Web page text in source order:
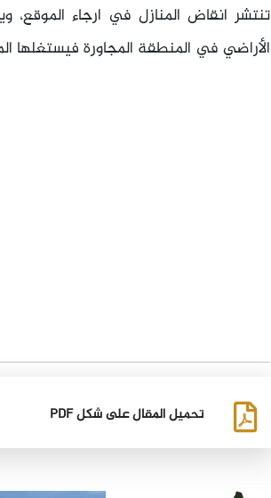
تنتشر انقاض المنازل في ارجاء الموقع،
الأراضي في المنطقة المجاورة فيستغلها
تحميل المقال على شكل PDF